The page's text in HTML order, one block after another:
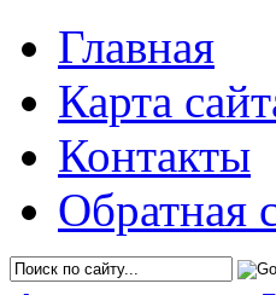
Главная
Карта
Контакты
Обратная